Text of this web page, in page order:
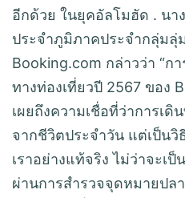
อีกด้วย ในยุคอัลโมฮัด . นา
ประจำภูมิภาคประจำกลุ่มลุ่
Booking.com กล่าวว่า “ก
ทางท่องเที่ยวปี 2567 ของ
เผยถึงความเชื่อที่ว่าการเ
จากชีวิตประจำวัน แต่เป็น
เราอย่างแท้จริง ไม่ว่าจะเ
ผ่านการสำรวจจุดหมายปล